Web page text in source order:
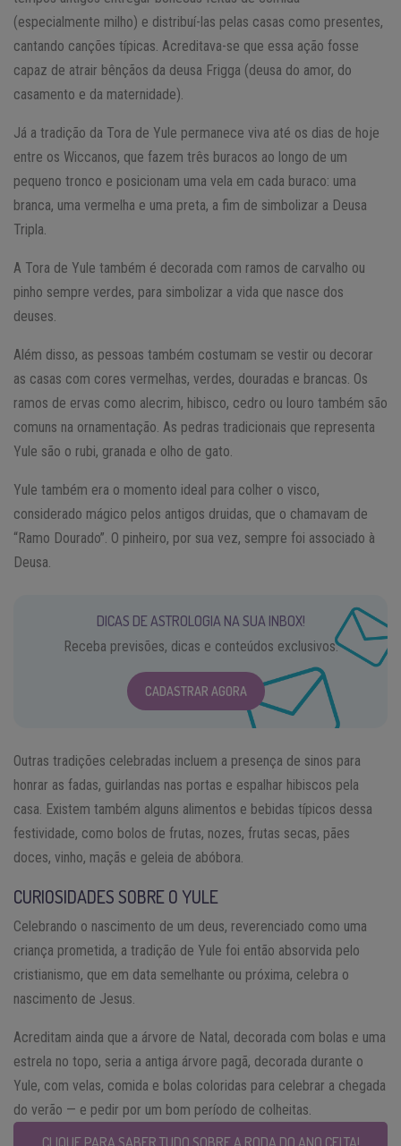
(especialmente milho) e distribuí-las pelas casas como presentes,
cantando canções típicas. Acreditava-se que essa ação fosse
capaz de atrair bênçãos da deusa Frigga (deusa do amor, do
casamento e da maternidade).
Já a tradição da Tora de Yule permanece viva até os dias de hoje
entre os Wiccanos, que fazem três buracos ao longo de um
pequeno tronco e posicionam uma vela em cada buraco: uma
branca, uma vermelha e uma preta, a fim de simbolizar a Deusa
Tripla.
A Tora de Yule também é decorada com ramos de carvalho ou
pinho sempre verdes, para simbolizar a vida que nasce dos
deuses.
Além disso, as pessoas também costumam se vestir ou decorar
as casas com cores vermelhas, verdes, douradas e brancas. Os
ramos de ervas como alecrim, hibisco, cedro ou louro também são
comuns na ornamentação. As pedras tradicionais que representa
Yule são o rubi, granada e olho de gato.
Yule também era o momento ideal para colher o visco,
considerado mágico pelos antigos druidas, que o chamavam de
“Ramo Dourado”. O pinheiro, por sua vez, sempre foi associado à
Deusa.
DICAS DE ASTROLOGIA NA SUA INBOX!
Receba previsões, dicas e conteúdos exclusivos.
CADASTRAR AGORA
Outras tradições celebradas incluem a presença de sinos para
honrar as fadas, guirlandas nas portas e espalhar hibiscos pela
casa. Existem também alguns alimentos e bebidas típicos dessa
festividade, como bolos de frutas, nozes, frutas secas, pães
doces, vinho, maçãs e geleia de abóbora.
CURIOSIDADES SOBRE O YULE
Celebrando o nascimento de um deus, reverenciado como uma
criança prometida, a tradição de Yule foi então absorvida pelo
cristianismo, que em data semelhante ou próxima, celebra o
nascimento de Jesus.
Acreditam ainda que a árvore de Natal, decorada com bolas e uma
estrela no topo, seria a antiga árvore pagã, decorada durante o
Yule, com velas, comida e bolas coloridas para celebrar a chegada
do verão — e pedir por um bom período de colheitas.
CLIQUE PARA SABER TUDO SOBRE A RODA DO ANO CELTA!